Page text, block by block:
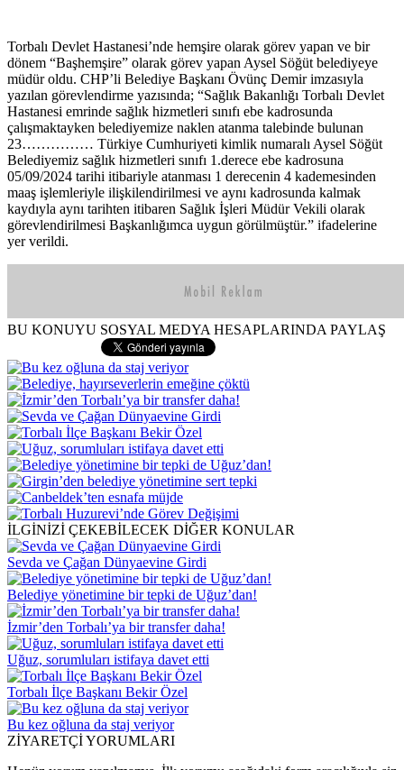
Torbalı Devlet Hastanesi’nde hemşire olarak görev yapan ve bir
dönem “Başhemşire” olarak görev yapan Aysel Söğüt belediyeye
müdür oldu. CHP’li Belediye Başkanı Övünç Demir imzasıyla
yazılan görevlendirme yazısında; “Sağlık Bakanlığı Torbalı Devlet
Hastanesi emrinde sağlık hizmetleri sınıfı ebe kadrosunda
çalışmaktayken belediyemize naklen atanma talebinde bulunan
23…………… Türkiye Cumhuriyeti kimlik numaralı Aysel Söğüt
Belediyemiz sağlık hizmetleri sınıfı 1.derece ebe kadrosuna
05/09/2024 tarihi itibariyle atanması 1 derecenin 4 kademesinden
maaş işlemleriyle ilişkilendirilmesi ve aynı kadrosunda kalmak
kaydıyla aynı tarihten itibaren Sağlık İşleri Müdür Vekili olarak
görevlendirilmesi Başkanlığımca uygun görülmüştür.” ifadelerine
yer verildi.
BU KONUYU SOSYAL MEDYA HESAPLARINDA PAYLAŞ
İLGİNİZİ ÇEKEBİLECEK DİĞER KONULAR
Sevda ve Çağan Dünyaevine Girdi
Belediye yönetimine bir tepki de Uğuz’dan!
İzmir’den Torbalı’ya bir transfer daha!
Uğuz, sorumluları istifaya davet etti
Torbalı İlçe Başkanı Bekir Özel
Bu kez oğluna da staj veriyor
ZİYARETÇİ YORUMLARI